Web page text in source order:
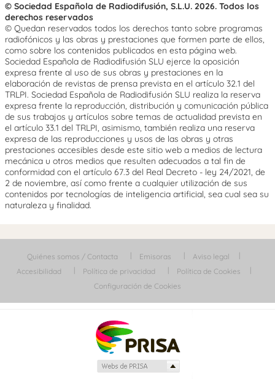
© Sociedad Española de Radiodifusión, S.L.U. 2026. Todos los
derechos reservados
© Quedan reservados todos los derechos tanto sobre programas
radiofónicos y las obras y prestaciones que formen parte de ellos,
como sobre los contenidos publicados en esta página web.
Sociedad Española de Radiodifusión SLU ejerce la oposición
expresa frente al uso de sus obras y prestaciones en la
elaboración de revistas de prensa prevista en el artículo 32.1 del
TRLPI. Sociedad Española de Radiodifusión SLU realiza la reserva
expresa frente la reproducción, distribución y comunicación pública
de sus trabajos y artículos sobre temas de actualidad prevista en
el artículo 33.1 del TRLPI, asimismo, también realiza una reserva
expresa de las reproducciones y usos de las obras y otras
prestaciones accesibles desde este sitio web a medios de lectura
mecánica u otros medios que resulten adecuados a tal fin de
conformidad con el artículo 67.3 del Real Decreto - ley 24/2021, de
2 de noviembre, así como frente a cualquier utilización de sus
contenidos por tecnologías de inteligencia artificial, sea cual sea su
naturaleza y finalidad.
Quiénes somos / Contacta Emisoras
Aviso legal
Accesibilidad
Política de privacidad
Política de Cookies
Configuración de Cookies